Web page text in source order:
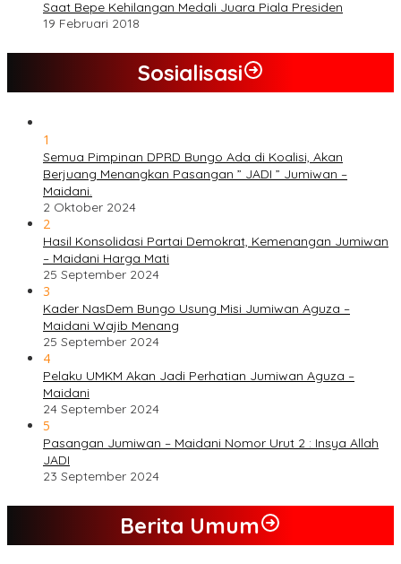
Saat Bepe Kehilangan Medali Juara Piala Presiden
19 Februari 2018
Sosialisasi
1
Semua Pimpinan DPRD Bungo Ada di Koalisi, Akan
Berjuang Menangkan Pasangan ” JADI ” Jumiwan –
Maidani.
2 Oktober 2024
2
Hasil Konsolidasi Partai Demokrat, Kemenangan Jumiwan
– Maidani Harga Mati
25 September 2024
3
Kader NasDem Bungo Usung Misi Jumiwan Aguza –
Maidani Wajib Menang
25 September 2024
4
Pelaku UMKM Akan Jadi Perhatian Jumiwan Aguza –
Maidani
24 September 2024
5
Pasangan Jumiwan – Maidani Nomor Urut 2 : Insya Allah
JADI
23 September 2024
Berita Umum